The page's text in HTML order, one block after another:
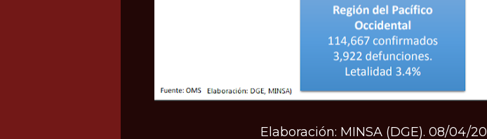
Elaboración: MINSA (DGE). 08/04/20